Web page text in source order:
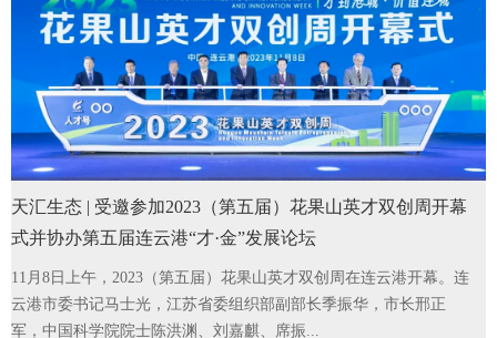
天汇生态 | 受邀参加2023（第五届）花果山英才双创周开幕
式并协办第五届连云港“才·金”发展论坛
11月8日上午，2023（第五届）花果山英才双创周在连云港开幕。连
云港市委书记马士光，江苏省委组织部副部长季振华，市长邢正
军，中国科学院院士陈洪渊、刘嘉麒、席振...